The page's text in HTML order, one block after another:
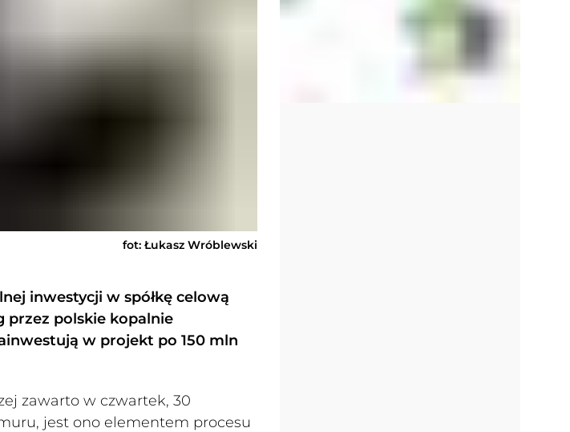
fot: Łukasz Wróblewski
inwestycji w spółkę celową
przez polskie kopalnie
w projekt po 150 mln
zawarto w czwartek, 30
jest ono elementem procesu